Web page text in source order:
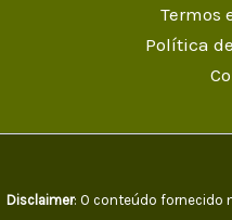
Termos
Política
Disclaimer: O conteúdo fornecido